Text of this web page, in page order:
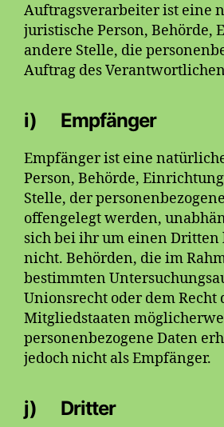
Auftragsverarbeiter ist eine
juristische Person, Behörde,
andere Stelle, die
Auftrag des
i) Empfänger
Empfänger ist eine
Person, Behörde,
Stelle, der
offengelegt werden,
sich bei ihr um einen Dritten
nicht. Behörden, die im
bestimmten
Unionsrecht oder dem Recht
Mitgliedstaaten
personenbezogene Daten
jedoch nicht als Empfänger.
j) Dritter